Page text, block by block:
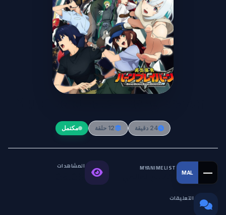
Yuuki Bakuhatsu Bang Bravern
24 دقيقة 12 حلقة مكتمل
MAL —
MYANIMELIST المشاهدات
التعليقات